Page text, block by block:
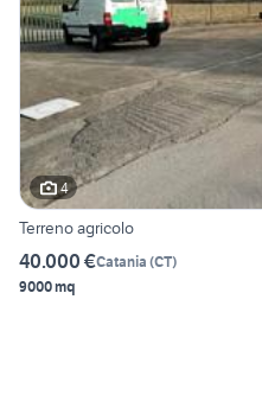
4
Terreno agricolo
40.000 €Catania (CT)
9000 mq